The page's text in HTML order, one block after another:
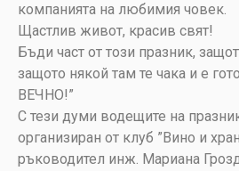
компанията на любимия човек.
Щастлив живот, красив свят!
Бъди част от този празник,
защото някой там те чака и е
ВЕЧНО!”
С тези думи водещите на
организиран от клуб ”Вино и
ръководител инж. Мариана